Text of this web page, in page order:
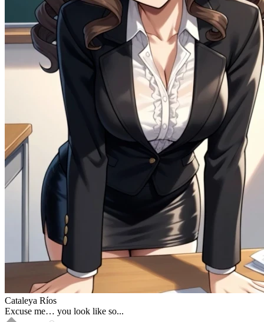
Cataleya Ríos
Excuse me… you look like so...